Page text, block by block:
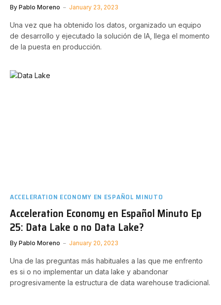
By Pablo Moreno January 23, 2023
Una vez que ha obtenido los datos, organizado un equipo
de desarrollo y ejecutado la solución de IA, llega el momento
de la puesta en producción.
ACCELERATION ECONOMY EN ESPAÑOL MINUTO
Acceleration Economy en Español Minuto Ep
25: Data Lake o no Data Lake?
By Pablo Moreno January 20, 2023
Una de las preguntas más habituales a las que me enfrento
es si o no implementar un data lake y abandonar
progresivamente la estructura de data warehouse tradicional.